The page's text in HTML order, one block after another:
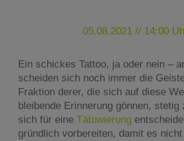
05.08.2021 // 14:00
Ein schickes Tattoo, ja oder nein –
scheiden sich noch immer die
Fraktion derer, die sich auf diese
bleibende Erinnerung gönnen, stetig
sich für eine Tätowierung
gründlich vorbereiten, damit es nicht